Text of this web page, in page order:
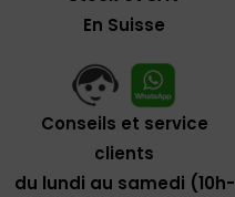
En Suisse
Conseils et service
clients
du lundi au samedi (10h-